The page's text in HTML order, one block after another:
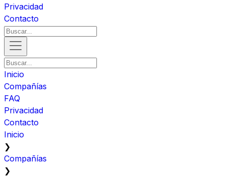
Privacidad
Contacto
Inicio
Compañías
FAQ
Privacidad
Contacto
Inicio
❯
Compañías
❯